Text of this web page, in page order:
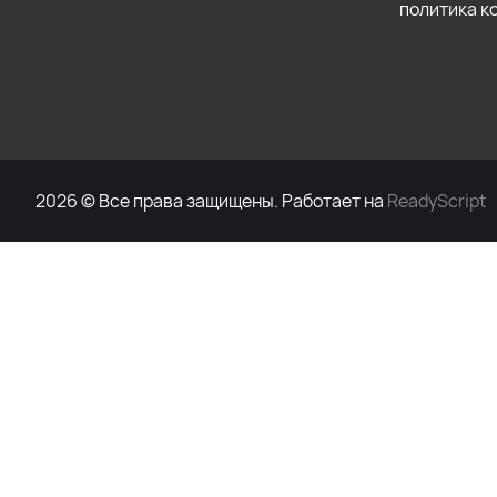
политика
2026 © Все права защищены. Работает на ReadyScript